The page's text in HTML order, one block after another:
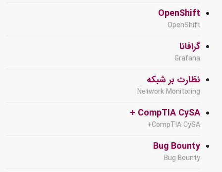
OpenShift
OpenShift
گرافانا
Grafana
نظارت بر شبکه
Network Monitoring
CompTIA CySA +
CompTIA CySA+
Bug Bounty
Bug Bounty